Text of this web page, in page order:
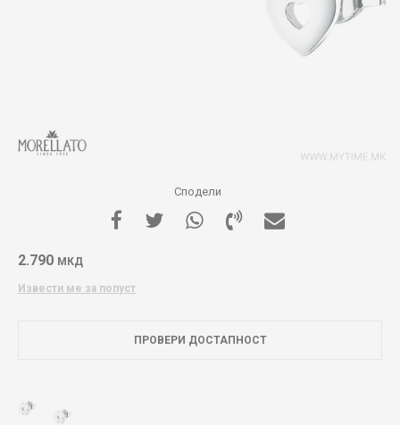
Сподели
2.790 МКД
Извести ме за попуст
ПРОВЕРИ ДОСТАПНОСТ